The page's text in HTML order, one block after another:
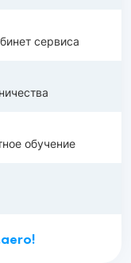
сервиса
обучение